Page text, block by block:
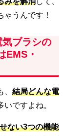
ゃうんです！
気ブラシの
EMS・
結局どんな電
ですよね。
ない3つの機能